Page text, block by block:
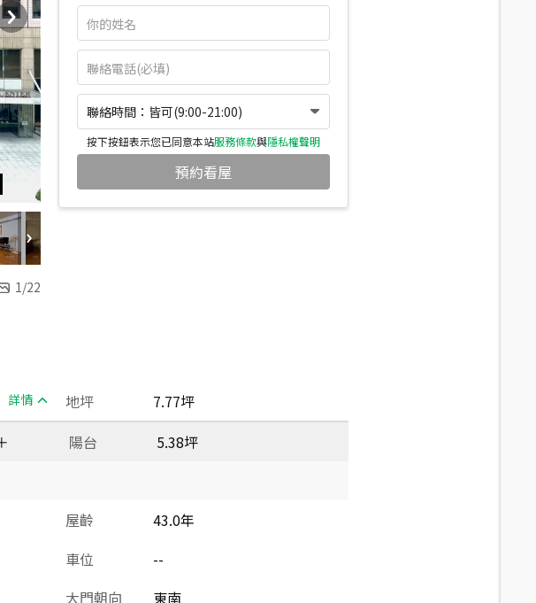
1/22
聯絡時間：皆可(9:00-21:00)
按下按鈕表示您已同意本站服務條款與隱私權聲明
預約看屋
詳情 地坪
7.77坪
陽台
5.38坪
屋齡
43.0年
車位
--
大門朝向
東南